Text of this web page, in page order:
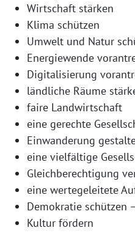
Wirtschaft stärken
Klima schützen
Umwelt und Natur
Energiewende
Digitalisierung
ländliche Räume
faire Landwirtschaft
eine gerechte
Einwanderung
eine vielfältige
Gleichberechtigung
eine wertegeleitete
Demokratie schützen
Kultur fördern